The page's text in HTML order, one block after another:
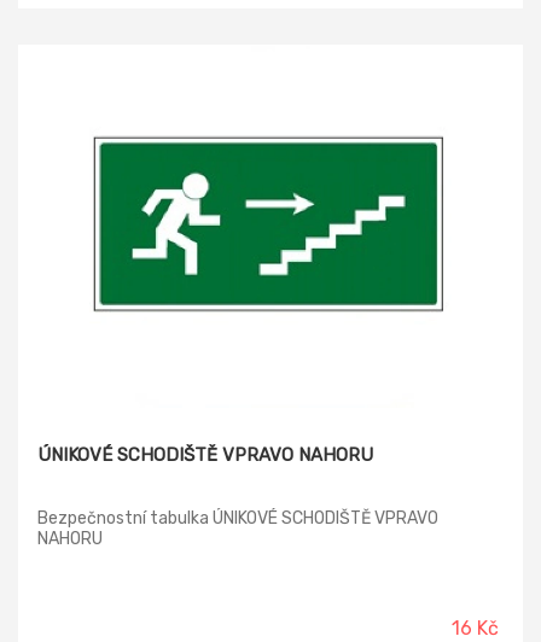
ÚNIKOVÉ SCHODIŠTĚ VPRAVO NAHORU
Bezpečnostní tabulka ÚNIKOVÉ SCHODIŠTĚ VPRAVO
NAHORU
16 Kč